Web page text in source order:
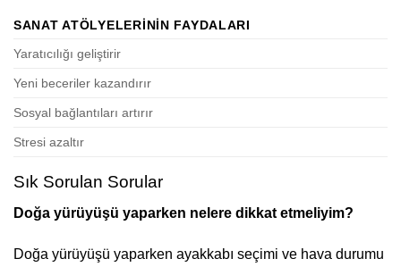
SANAT ATÖLYELERININ FAYDALARI
Yaratıcılığı geliştirir
Yeni beceriler kazandırır
Sosyal bağlantıları artırır
Stresi azaltır
Sık Sorulan Sorular
Doğa yürüyüşü yaparken nelere dikkat etmeliyim?
Doğa yürüyüşü yaparken ayakkabı seçimi ve hava durumu